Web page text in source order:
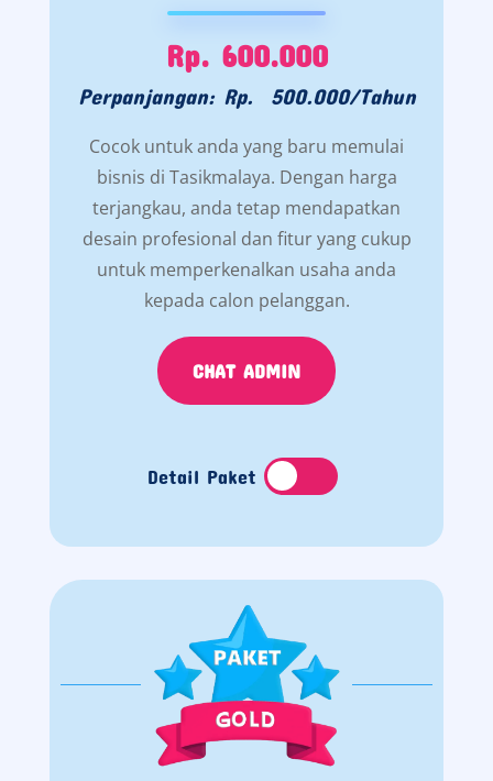
Rp. 600.000
Perpanjangan: Rp. 500.000/Tahun
Cocok untuk anda yang baru memulai
bisnis di Tasikmalaya. Dengan harga
terjangkau, anda tetap mendapatkan
desain profesional dan fitur yang cukup
untuk memperkenalkan usaha anda
kepada calon pelanggan.
CHAT ADMIN
Detail Paket